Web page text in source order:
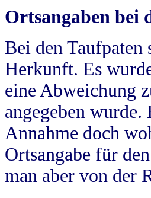
Ortsangaben bei
Bei den
Herkunft. Es
eine Abweichung
angegeben
Annahme doch
Ortsangabe für
man aber von der